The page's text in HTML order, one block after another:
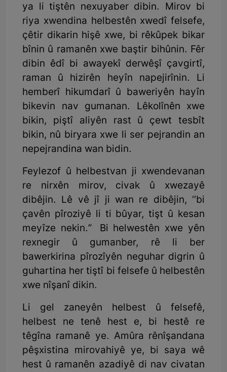
ya li tiştên nexuyaber dibin. Mirov bi
riya xwendina helbestên xwedî felsefe,
çêtir dikarin hişê xwe, bi rêkûpek bikar
bînin û ramanên xwe baştir bihûnin. Fêr
dibin êdî bi awayekî derwêşî çavgirtî,
raman û hizirên heyîn napejirînin. Li
hemberî hikumdarî û baweriyên hayîn
bikevin nav gumanan. Lêkolînên xwe
bikin, piştî aliyên rast û çewt tesbît
bikin, nû biryara xwe li ser pejrandin an
nepejrandina wan bidin.
Feylezof û helbestvan ji xwendevanan
re nirxên mirov, civak û xwezayê
dibêjin. Lê vê jî ji wan re dibêjin, ‘‘bi
çavên pîroziyê li ti bûyar, tişt û kesan
meyîze nekin.” Bi helwestên xwe yên
rexnegir û gumanber, rê li ber
bawerkirina pîrozîyên neguhar digrin û
guhartina her tiştî bi felsefe û helbestên
xwe nîşanî dikin.
Li gel zaneyên helbest û felsefê,
helbest ne tenê hest e, bi hestê re
têgîna ramanê ye. Amûra rênîşandana
pêşxistina mirovahiyê ye, bi saya wê
hest û ramanên azadiyê di nav civatan